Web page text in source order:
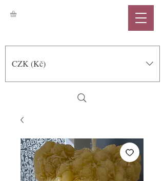
CZK (Kč)